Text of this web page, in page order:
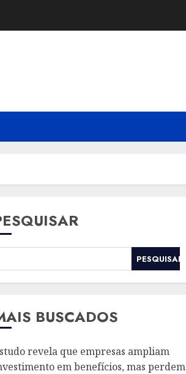
PESQUISAR
BUSCADOS
revela que empresas ampliam
em benefícios, mas perdem